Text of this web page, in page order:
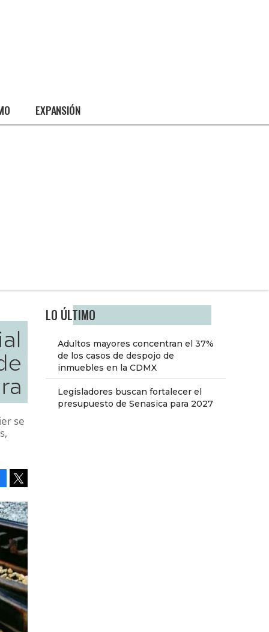
EXPANSIÓN
LO ÚLTIMO
Adultos mayores concentran el 37%
de los casos de despojo de
inmuebles en la CDMX
Legisladores buscan fortalecer el
presupuesto de Senasica para 2027
se